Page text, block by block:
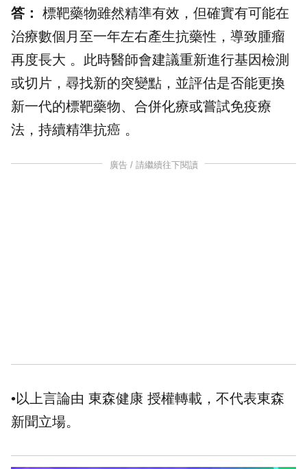
答：
標靶藥物雖然精準有效，但確實有可能在
治療數個月至一年左右產生抗藥性，導致腫瘤
再度長大 。此時醫師會建議重新進行基因檢測
或切片，尋找新的突變點，並評估是否能更換
新一代的標靶藥物、合併化療或嘗試免疫療
法，持續精準抗癌 。
廣告 / 請繼續往下閱讀
•以上言論由 東森健康 授權轉載，不代表東森
新聞立場。